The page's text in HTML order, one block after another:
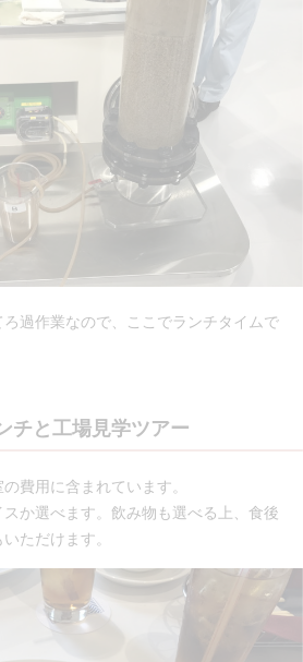
過作業なので、ここでランチタイムで
チと工場見学ツアー
費用に含まれています。
か選べます。飲み物も選べる上、食後
ただけます。